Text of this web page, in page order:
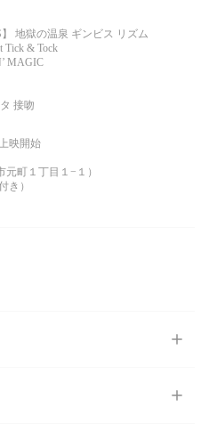
】 地獄の温泉 ギンビス リズム
Tick & Tock
MAGIC
接吻
映開始
町１丁目１−１）
き）